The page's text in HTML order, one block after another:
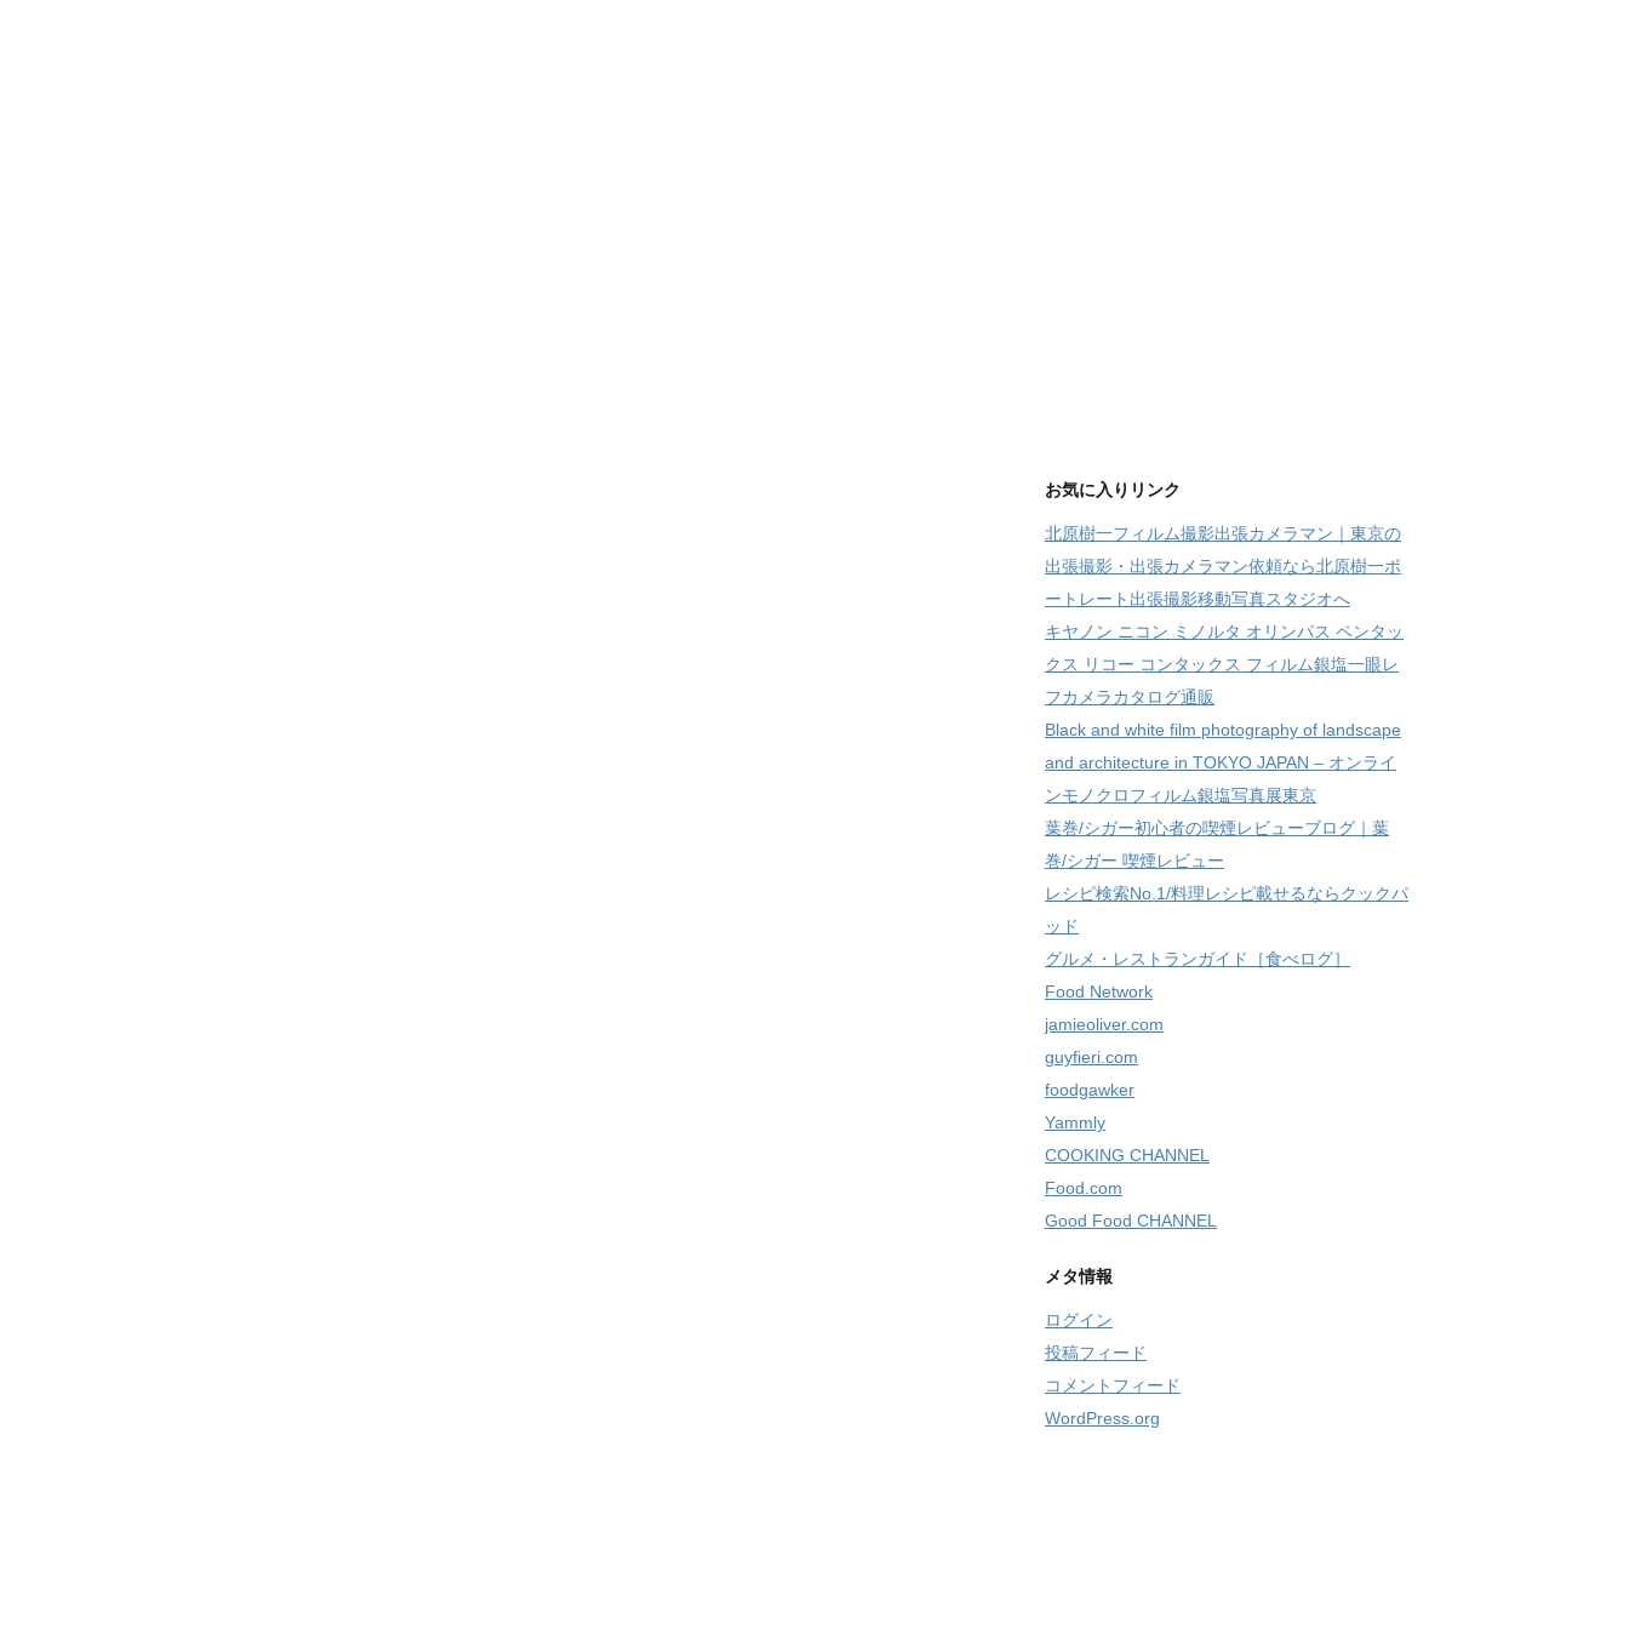
お気に入りリンク
北原樹一フィルム撮影出張カメラマン｜東京の
出張撮影・出張カメラマン依頼なら北原樹一ポ
ートレート出張撮影移動写真スタジオへ
キヤノン ニコン ミノルタ オリンパス ペンタッ
クス リコー コンタックス フィルム銀塩一眼レ
フカメラカタログ通販
Black and white film photography of landscape
and architecture in TOKYO JAPAN – オンライ
ンモノクロフィルム銀塩写真展東京
葉巻/シガー初心者の喫煙レビューブログ｜葉
巻/シガー 喫煙レビュー
レシピ検索No.1/料理レシピ載せるならクックパ
ッド
グルメ・レストランガイド［食べログ］
Food Network
jamieoliver.com
guyfieri.com
foodgawker
Yammly
COOKING CHANNEL
Food.com
Good Food CHANNEL
メタ情報
ログイン
投稿フィード
コメントフィード
WordPress.org